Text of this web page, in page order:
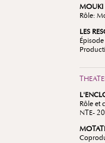
MOUKI
Rôle:
LES
Rôle et
NTE-